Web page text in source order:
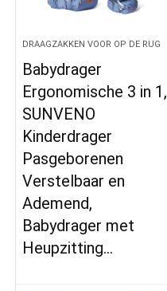
DRAAGZAKKEN VOOR OP DE RUG
Babydrager
Ergonomische 3 in 1,
SUNVENO
Kinderdrager
Pasgeborenen
Verstelbaar en
Ademend,
Babydrager met
Heupzitting…